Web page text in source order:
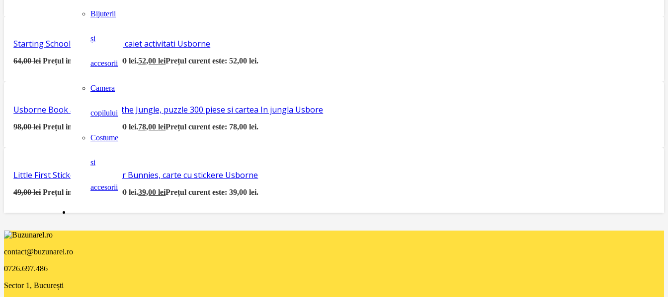
Bijuterii
și
accesorii
Camera
copilului
Costume
si
accesorii
Starting School Activity Book, caiet activitati Usborne
64,00lei Prețul inițial a fost: 64,00 lei.52,00leiPrețul curent este: 52,00 lei.
Usborne Book and Jigsaw In the Jungle, puzzle 300 piese si cartea In jungla Usbore
98,00lei Prețul inițial a fost: 98,00 lei.78,00leiPrețul curent este: 78,00 lei.
Little First Sticker Book Easter Bunnies, carte cu stickere Usborne
49,00lei Prețul inițial a fost: 49,00 lei.39,00leiPrețul curent este: 39,00 lei.
contact@buzunarel.ro
0726.697.486
Sector 1, București